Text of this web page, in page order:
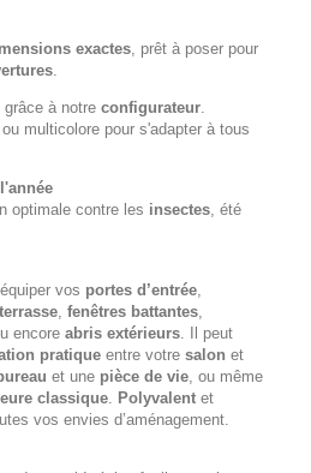
exactes , prêt à poser pour
grâce à notre configurateur
multicolore pour s'adapter à tous
optimale contre les insectes , été
vos portes d’entrée
fenêtres battantes
encore abris extérieurs . Il peut
pratique entre votre salon et
et une pièce de vie , ou même
classique Polyvalent et
vos envies d’aménagement.